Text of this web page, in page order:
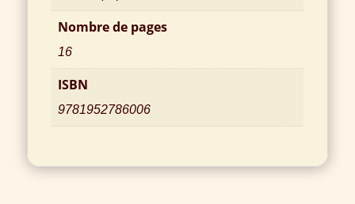
Nombre de pages
16
ISBN
9781952786006